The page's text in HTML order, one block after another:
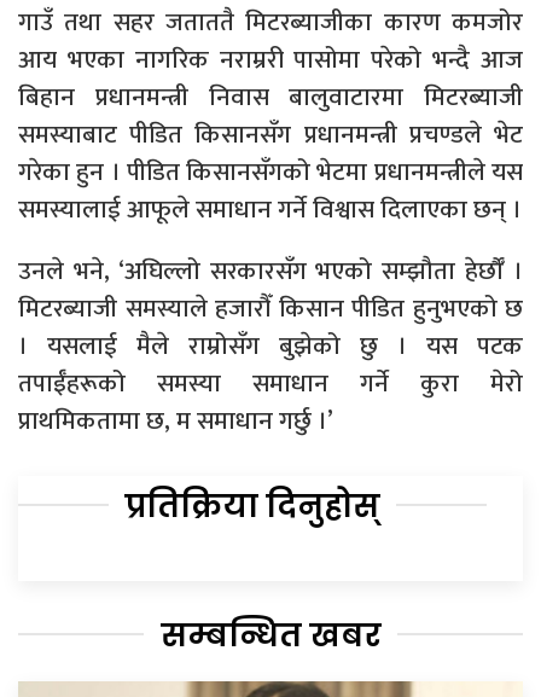
गाउँ तथा सहर जताततै मिटरब्याजीका कारण कमजोर
आय भएका नागरिक नराम्ररी पासोमा परेको भन्दै आज
बिहान प्रधानमन्त्री निवास बालुवाटारमा मिटरब्याजी
समस्याबाट पीडित किसानसँग प्रधानमन्त्री प्रचण्डले भेट
गरेका हुन । पीडित किसानसँगको भेटमा प्रधानमन्त्रीले यस
समस्यालाई आफूले समाधान गर्ने विश्वास दिलाएका छन् ।
उनले भने, ‘अघिल्लो सरकारसँग भएको सम्झौता हेर्छाैँ ।
मिटरब्याजी समस्याले हजारौँ किसान पीडित हुनुभएको छ
। यसलाई मैले राम्रोसँग बुझेको छु । यस पटक
तपाईँहरूको समस्या समाधान गर्ने कुरा मेरो
प्राथमिकतामा छ, म समाधान गर्छु ।’
प्रतिक्रिया दिनुहोस्
सम्बन्धित खबर